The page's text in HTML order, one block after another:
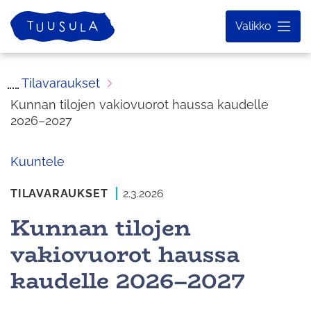
Siirry
sisältöön
Etusivu
Valikko
Tilavaraukset
Kunnan tilojen vakiovuorot haussa kaudelle
2026–2027
Kuuntele
TILAVARAUKSET 2.3.2026
Kunnan tilojen
vakiovuorot haussa
kaudelle 2026–2027